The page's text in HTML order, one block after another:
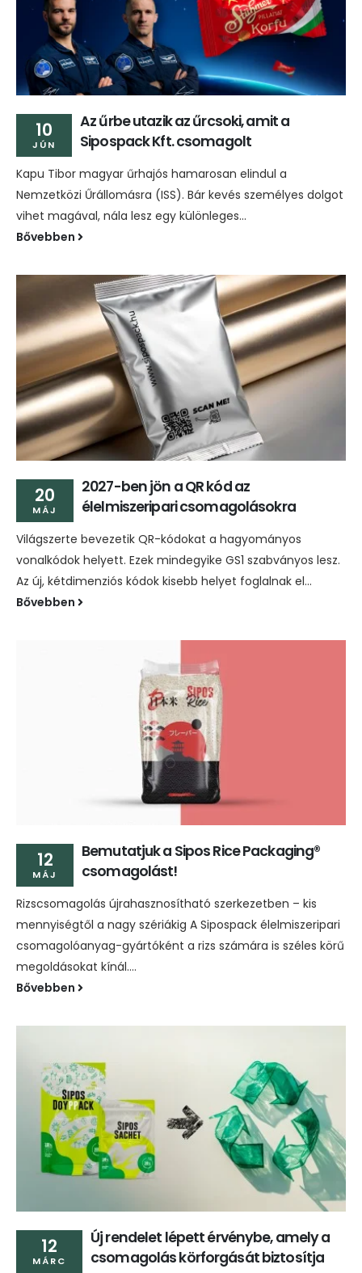
10
JÚN
Az űrbe utazik az űrcsoki, amit a
Sipospack Kft. csomagolt
Kapu Tibor magyar űrhajós hamarosan elindul a
Nemzetközi Űrállomásra (ISS). Bár kevés személyes dolgot
vihet magával, nála lesz egy különleges...
Bővebben
20
MÁJ
2027-ben jön a QR kód az
élelmiszeripari csomagolásokra
Világszerte bevezetik QR-kódokat a hagyományos
vonalkódok helyett. Ezek mindegyike GS1 szabványos lesz.
Az új, kétdimenziós kódok kisebb helyet foglalnak el...
Bővebben
12
MÁJ
Bemutatjuk a Sipos Rice Packaging®
csomagolást!
Rizscsomagolás újrahasznosítható szerkezetben – kis
mennyiségtől a nagy szériákig A Sipospack élelmiszeripari
csomagolóanyag-gyártóként a rizs számára is széles körű
megoldásokat kínál....
Bővebben
12
MÁRC
Új rendelet lépett érvénybe, amely a
csomagolás körforgását biztosítja